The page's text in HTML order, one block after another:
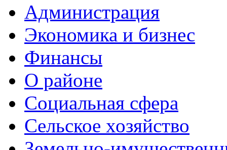
Администрация
Экономика и бизнес
Финансы
О районе
Социальная сфера
Сельское хозяйство